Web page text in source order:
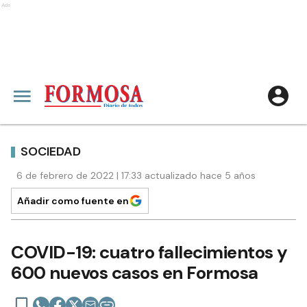
Ads
SOCIEDAD
6 de febrero de 2022 | 17:33 actualizado hace 5 años
Añadir como fuente en
COVID-19: cuatro fallecimientos y
600 nuevos casos en Formosa